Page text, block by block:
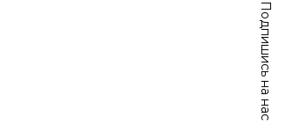
Подпишись на нас